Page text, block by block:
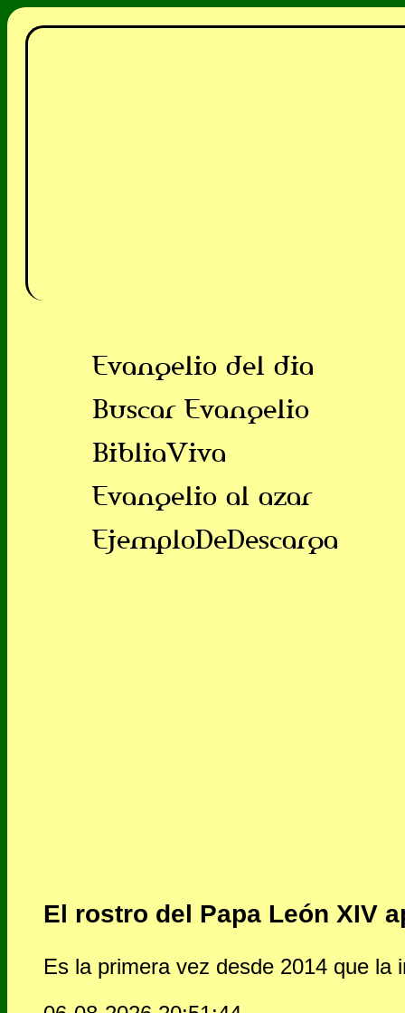
Evangelio del dia
Buscar Evangelio
BibliaViva
Evangelio al azar
EjemploDeDescarga
El rostro del Papa León XIV
Es la primera vez desde 2014 que